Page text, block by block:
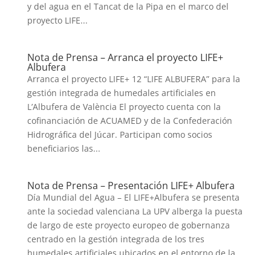
y del agua en el Tancat de la Pipa en el marco del
proyecto LIFE...
Nota de Prensa – Arranca el proyecto LIFE+
Albufera
Arranca el proyecto LIFE+ 12 “LIFE ALBUFERA” para la
gestión integrada de humedales artificiales en
L’Albufera de València El proyecto cuenta con la
cofinanciación de ACUAMED y de la Confederación
Hidrográfica del Júcar. Participan como socios
beneficiarios las...
Nota de Prensa – Presentación LIFE+ Albufera
Día Mundial del Agua – El LIFE+Albufera se presenta
ante la sociedad valenciana La UPV alberga la puesta
de largo de este proyecto europeo de gobernanza
centrado en la gestión integrada de los tres